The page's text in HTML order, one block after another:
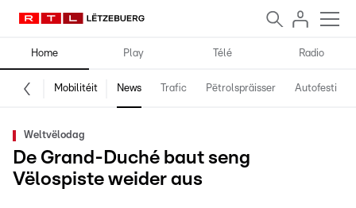
Home Play Télé Radio
Mobilitéit News Trafic Pëtrolspräisser Autofestival
Weltvëlodag
De Grand-Duché baut seng
Vëlospiste weider aus